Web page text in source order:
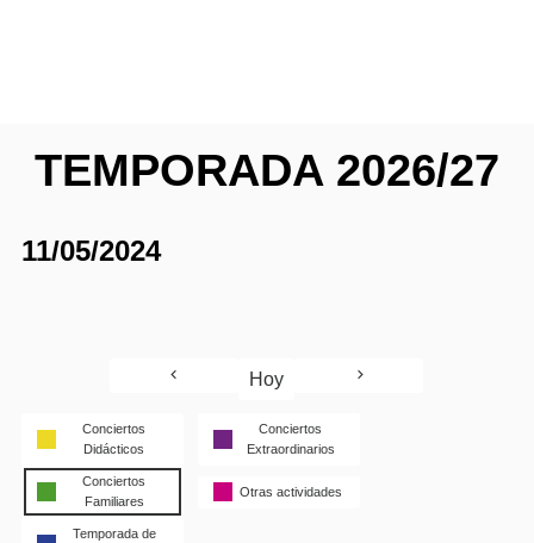
TEMPORADA 2026/27
11/05/2024
Hoy
Conciertos
Didácticos
Conciertos
Extraordinarios
Conciertos
Familiares
Otras actividades
Temporada de